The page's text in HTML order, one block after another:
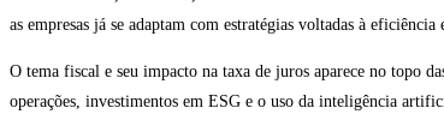
as empresas já se adaptam com estratégias voltadas à
O tema fiscal e seu impacto na taxa de juros aparece no topo
operações, investimentos em ESG e o uso da inteligência